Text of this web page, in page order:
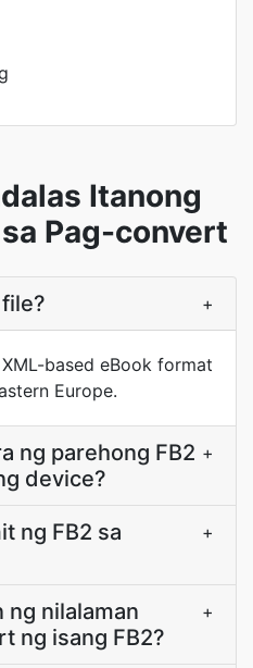
Itanong
Pag-convert
+
based eBook format
Europe.
ng parehong FB2
device?
+
ng FB2 sa
+
ng nilalaman
ng isang FB2?
+